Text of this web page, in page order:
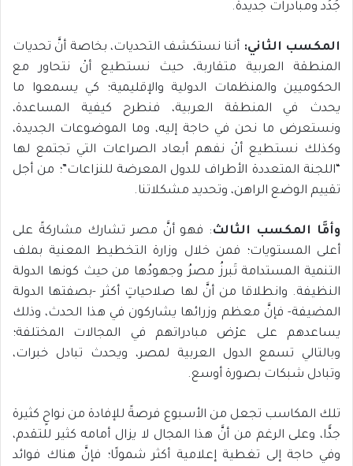
جُدُد ومبادرات جديدة.
المكسب الثاني: أننا نستكشف التحديات، بخاصة أنَّ تحديات
المنطقة العربية متقاربة، حيث نستطيع أنْ نتحاور مع
الحكوميين والمنظمات الدولية والإقليمية؛ كي يسمعوا ما
يحدث في المنطقة العربية، فنطرح كيفية المساعدة،
ونستعرض ما نحن في حاجة إليه، وما الموضوعات الجديدة،
وكذلك نستطيع أنْ نفهم أبعاد الصراعات التي تجتمع لها
“اللجنة المتعددة الأطراف للدول المعرضة للنزاعات”؛ من أجل
تقييم الوضع الراهن، وتحديد مشكلاتنا.
وأمَّا المكسب الثالث: فهو أنَّ مصر تشارك مشاركةً على
أعلى المستويات؛ فمن خلال وزارة التخطيط المعنية بملف
التنمية المستدامة تَبرزُ مصرُ وجهودُها من حيث كونها الدولة
النظيفة. وانطلاقا من أنَّ لها صلاحياتٍ أكثر -بصفتها الدولة
المضيفة- فإنَّ معظم وزرائها يشاركون في هذا الحدث، وذلك
يساعدهم على عرْض مبادراتهم في المجالات المختلفة؛
وبالتالي تسمع الدول العربية لمصر، ويحدث تبادل خبرات،
وتبادل شبكات بصورة أوسع.
تلك المكاسب تجعل من الأسبوع فرصةً للإفادة من نواحٍ كثيرة
جدًّا، وعلى الرغم من أنَّ هذا المجال لا يزال أمامه كثير للتقدم،
وفي حاجة إلى تغطية إعلامية أكثر شمولًا؛ فإنَّ هناك فوائد